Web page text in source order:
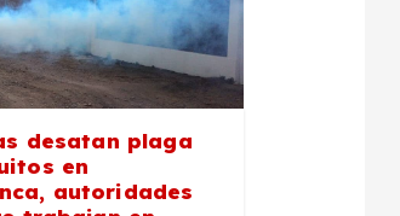
desatan plaga
en
autoridades